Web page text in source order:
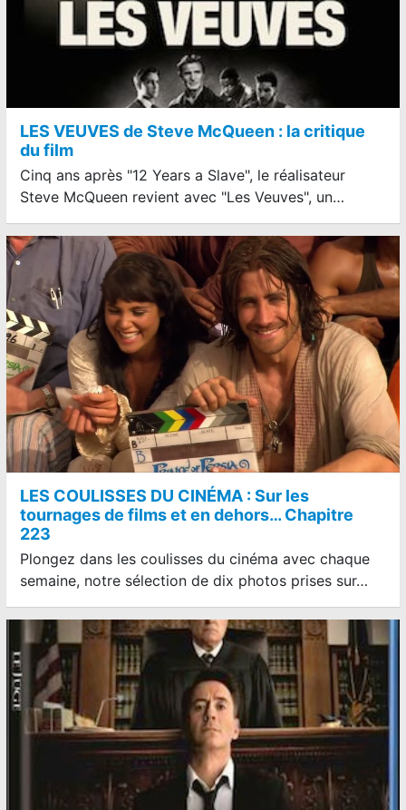
LES VEUVES de Steve McQueen : la critique
du film
Cinq ans après "12 Years a Slave", le réalisateur
Steve McQueen revient avec "Les Veuves", un…
LES COULISSES DU CINÉMA : Sur les
tournages de films et en dehors… Chapitre
223
Plongez dans les coulisses du cinéma avec chaque
semaine, notre sélection de dix photos prises sur…